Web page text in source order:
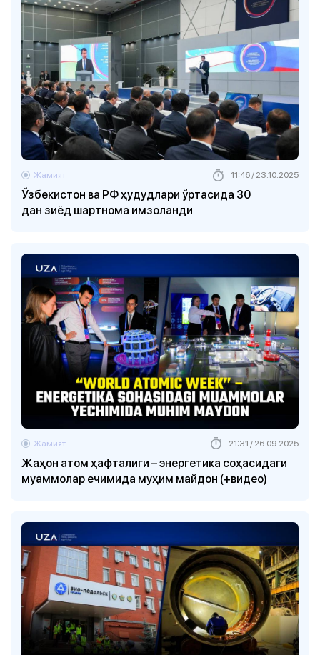
Ўзбекистон ва РФ ҳудудлари ўртасида 30
дан зиёд шартнома имзоланди
Жамият 11:46 / 23.10.2025
Жаҳон атом ҳафталиги – энергетика соҳасидаги
муаммолар ечимида муҳим майдон (+видео)
Жамият 21:31 / 26.09.2025